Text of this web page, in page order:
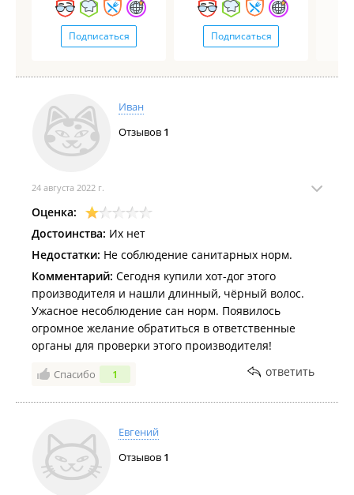
Подписаться Подписаться
Иван
Отзывов 1
24 августа 2022 г.
Оценка:
Достоинства: Их нет
Недостатки: Не соблюдение санитарных норм.
Комментарий: Сегодня купили хот-дог этого
производителя и нашли длинный, чёрный волос.
Ужасное несоблюдение сан норм. Появилось
огромное желание обратиться в ответственные
органы для проверки этого производителя!
Спасибо 1 ответить
Евгений
Отзывов 1